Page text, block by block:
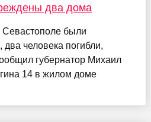
два дома
Севастополе были
человека погибли,
губернатор Михаил
14 в жилом доме